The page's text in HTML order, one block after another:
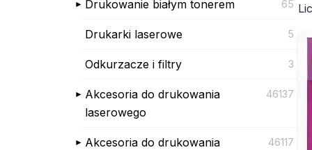
Drukowanie białym tonerem 65
Drukarki laserowe 5
Odkurzacze i filtry 3
Akcesoria do drukowania
laserowego
46137
Akcesoria do drukowania
46117